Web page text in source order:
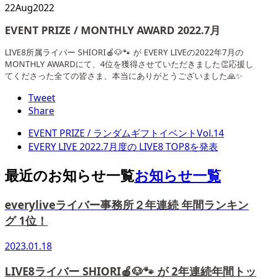
22Aug2022
EVENT PRIZE / MONTHLY AWARD 2022.7月
LIVE8所属ライバー SHIORI🍎🐶🐾 が EVERY LIVEの2022年7月の
MONTHLY AWARDにて、4位を獲得させていただきました👏応援し
てくださった全ての皆さま、本当にありがとうございました🙏✨
Tweet
Share
EVENT PRIZE / ランダムギフトイベントVol.14
EVERY LIVE 2022.7月度の LIVE8 TOP8を発表
最近のお知らせ一覧お知らせ一覧
everyliveライバー事務所２年連続 年間ランキン
グ 1位！
2023.01.18
LIVE8ライバー SHIORI🍎🐶🐾 が 2年連続年間トッ